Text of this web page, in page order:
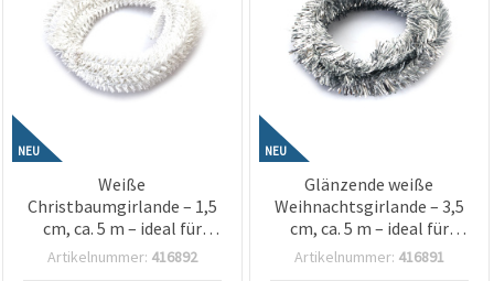
NEU
Weiße
Christbaumgirlande – 1,5
cm, ca. 5 m – ideal für
festliche Wohndeko &
Artikelnummer: 416892
NEU
Glänzende weiße
Weihnachtsgirlande – 3,5
cm, ca. 5 m – ideal für
festliche Deko, Basteln &
Artikelnummer: 416891